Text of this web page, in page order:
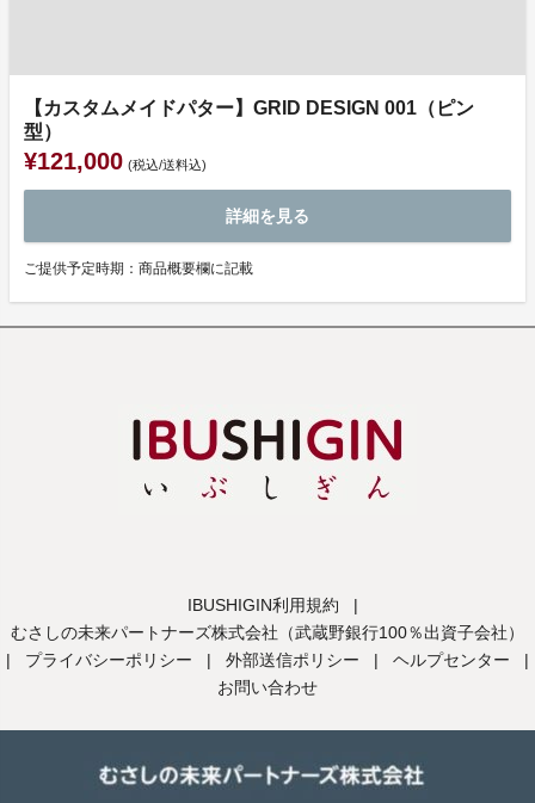
【カスタムメイドパター】GRID DESIGN 001（ピン
型）
¥121,000 (税込/送料込)
詳細を見る
ご提供予定時期：商品概要欄に記載
IBUSHIGIN利用規約
|
むさしの未来パートナーズ株式会社（武蔵野銀行100％出資子会社）
|
プライバシーポリシー | 外部送信ポリシー | ヘルプセンター
|
お問い合わせ